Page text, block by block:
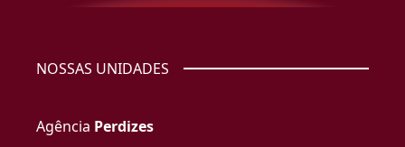
NOSSAS UNIDADES
Agência Perdizes